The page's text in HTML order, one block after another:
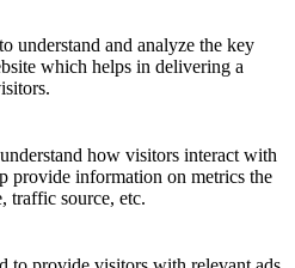
understand and analyze the key
which helps in delivering a
how visitors interact with
provide information on metrics the
traffic source, etc.